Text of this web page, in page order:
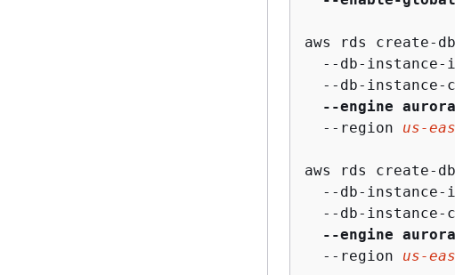
aws rds create-
--db-instance-
--db-instance-
--engine
  --region
us-
aws rds create-
--db-instance-
--db-instance-
--engine
  --region
us-